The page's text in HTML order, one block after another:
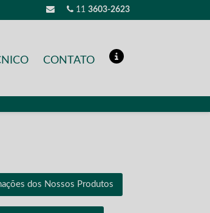
11 3603-2623
CONTATO
dos Nossos Produtos